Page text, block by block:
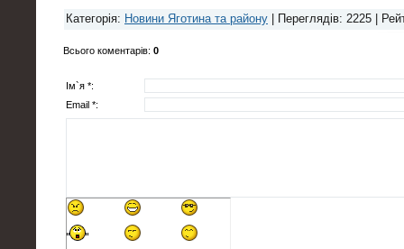
Категорія: Новини Яготина та району Переглядів: 2225 |
Всього коментарів: 0
Ім`я *:
Email *: